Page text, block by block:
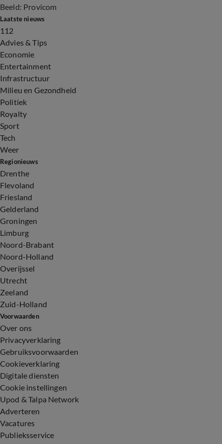
Beeld: Provicom
Laatste nieuws
112
Advies & Tips
Economie
Entertainment
Infrastructuur
Milieu en Gezondheid
Politiek
Royalty
Sport
Tech
Weer
Regionieuws
Drenthe
Flevoland
Friesland
Gelderland
Groningen
Limburg
Noord-Brabant
Noord-Holland
Overijssel
Utrecht
Zeeland
Zuid-Holland
Voorwaarden
Over ons
Privacyverklaring
Gebruiksvoorwaarden
Cookieverklaring
Digitale diensten
Cookie instellingen
Upod & Talpa Network
Adverteren
Vacatures
Publieksservice